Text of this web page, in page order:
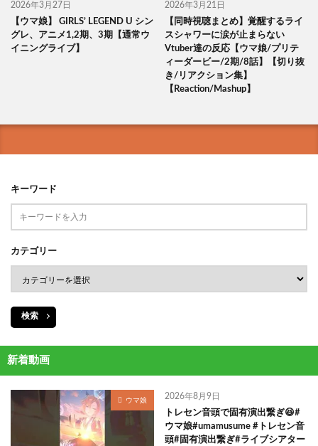
2026年3月27日
【ウマ娘】 GIRLS’ LEGEND U シン
グレ、アニメ1,2期、3期【通常ウ
イニングライブ】
2026年3月21日
【同時視聴まとめ】覚醒するライ
スシャワーに涙が止まらない
Vtuber達の反応【ウマ娘/プリテ
ィーダービー/2期/8話】【切り抜
き/リアクション集】
【Reaction/Mashup】
キーワード
カテゴリー
検索
新着動画
ウマ娘 2026年8月9日
トレセン音頭で固有演出繋ぎ😆#
ウマ娘#umamusume #トレセン音
頭#固有演出繋ぎ#ライブシアター